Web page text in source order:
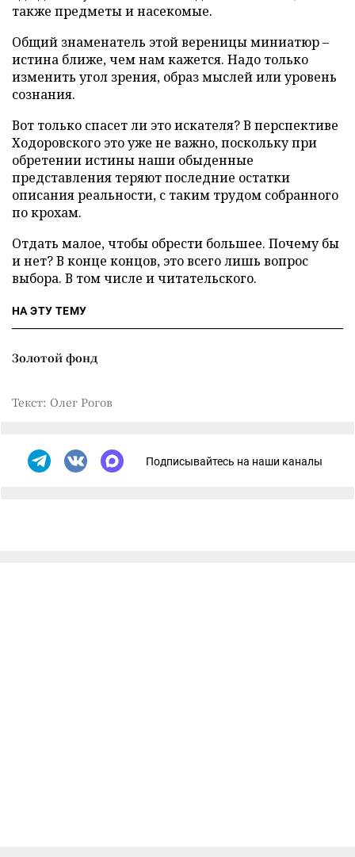
также предметы и насекомые.
Общий знаменатель этой вереницы миниатюр –
истина ближе, чем нам кажется. Надо только
изменить угол зрения, образ мыслей или уровень
сознания.
Вот только спасет ли это искателя? В перспективе
Ходоровского это уже не важно, поскольку при
обретении истины наши обыденные
представления теряют последние остатки
описания реальности, с таким трудом собранного
по крохам.
Отдать малое, чтобы обрести большее. Почему бы
и нет? В конце концов, это всего лишь вопрос
выбора. В том числе и читательского.
НА ЭТУ ТЕМУ
Золотой фонд
Текст: Олег Рогов
Подписывайтесь на наши каналы